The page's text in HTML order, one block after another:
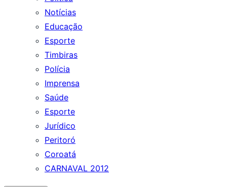
Notícias
Educação
Esporte
Timbiras
Polícia
Imprensa
Saúde
Esporte
Jurídico
Peritoró
Coroatá
CARNAVAL 2012